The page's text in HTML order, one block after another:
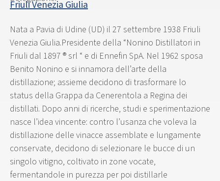
Friuli Venezia Giulia
Nata a Pavia di Udine (UD) il 27 settembre 1938 Friuli
Venezia Giulia.Presidente della “Nonino Distillatori in
Friuli dal 1897 ® srl “ e di Ennefin SpA. Nel 1962 sposa
Benito Nonino e si innamora dell’arte della
distillazione; assieme decidono di trasformare lo
status della Grappa da Cenerentola a Regina dei
distillati. Dopo anni di ricerche, studi e sperimentazione
nasce l’idea vincente: contro l’usanza che voleva la
distillazione delle vinacce assemblate e lungamente
conservate, decidono di selezionare le bucce di un
singolo vitigno, coltivato in zone vocate,
fermentandole in purezza per poi distillarle